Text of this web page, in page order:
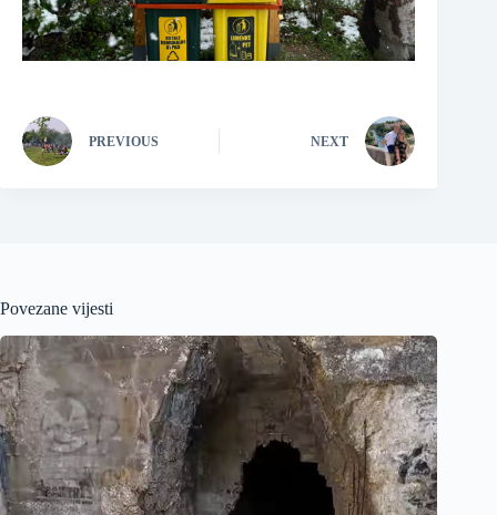
PREVIOUS NEXT
Povezane vijesti